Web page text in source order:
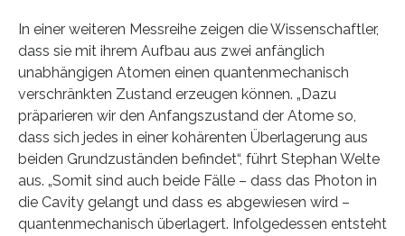
In einer weiteren Messreihe zeigen die Wissenschaftler,
dass sie mit ihrem Aufbau aus zwei anfänglich
unabhängigen Atomen einen quantenmechanisch
verschränkten Zustand erzeugen können. „Dazu
präparieren wir den Anfangszustand der Atome so,
dass sich jedes in einer kohärenten Überlagerung aus
beiden Grundzuständen befindet“, führt Stephan Welte
aus. „Somit sind auch beide Fälle – dass das Photon in
die Cavity gelangt und dass es abgewiesen wird –
quantenmechanisch überlagert. Infolgedessen entsteht